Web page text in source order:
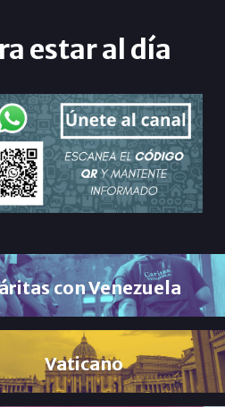
estar al día
con Venezuela
Vaticano